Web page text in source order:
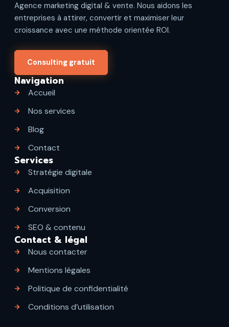
Agence marketing digital & vente. Nous aidons les
entreprises à attirer, convertir et maximiser leur
croissance avec une méthode orientée ROI.
Consulting gratuit
Navigation
Accueil
Nos services
Blog
Contact
Services
Stratégie digitale
Acquisition
Conversion
SEO & contenu
Contact & légal
Nous contacter
Mentions légales
Politique de confidentialité
Conditions d’utilisation